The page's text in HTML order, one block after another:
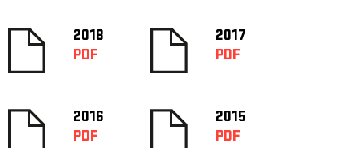
2018
PDF
2017
PDF
2016
PDF
2015
PDF